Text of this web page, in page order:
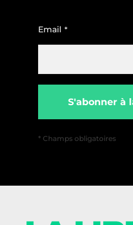
Email *
S'abonner à
* Champs obligatoires